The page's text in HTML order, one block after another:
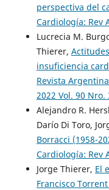
perspectiva del
Cardiología: Rev
Lucrecia M.
Thierer,
insuficiencia
Revista
2022 Vol. 90 Nro.
Alejandro R.
Darío Di Toro,
Borracci (1958-
Cardiología: Rev
Jorge Thierer, El
Francisco